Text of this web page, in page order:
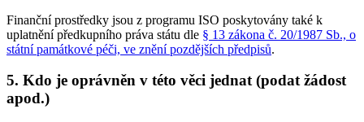
Finanční prostředky jsou z programu ISO poskytovány také k
uplatnění předkupního práva státu dle § 13 zákona č. 20/1987 Sb., o
státní památkové péči, ve znění pozdějších předpisů.
5. Kdo je oprávněn v této věci jednat (podat žádost
apod.)